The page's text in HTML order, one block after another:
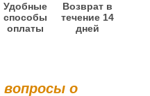
Удобные
способы
оплаты
Возврат в
течение 14
дней
вопросы о